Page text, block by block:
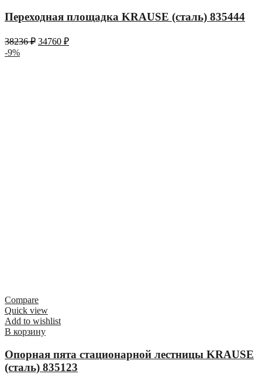
Переходная площадка KRAUSE (сталь) 835444
38236₽ 34760 ₽
-9%
Compare
Quick view
Add to wishlist
В корзину
Опорная пята стационарной лестницы KRAUSE
(сталь) 835123